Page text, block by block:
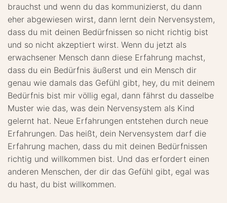
brauchst und wenn du das kommunizierst, du dann
eher abgewiesen wirst, dann lernt dein Nervensystem,
dass du mit deinen Bedürfnissen so nicht richtig bist
und so nicht akzeptiert wirst. Wenn du jetzt als
erwachsener Mensch dann diese Erfahrung machst,
dass du ein Bedürfnis äußerst und ein Mensch dir
genau wie damals das Gefühl gibt, hey, du mit deinem
Bedürfnis bist mir völlig egal, dann fährst du dasselbe
Muster wie das, was dein Nervensystem als Kind
gelernt hat. Neue Erfahrungen entstehen durch neue
Erfahrungen. Das heißt, dein Nervensystem darf die
Erfahrung machen, dass du mit deinen Bedürfnissen
richtig und willkommen bist. Und das erfordert einen
anderen Menschen, der dir das Gefühl gibt, egal was
du hast, du bist willkommen.